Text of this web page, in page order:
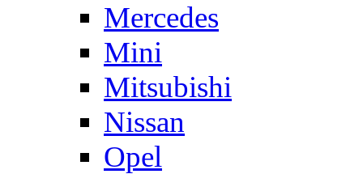
Mercedes
Mini
Mitsubishi
Nissan
Opel